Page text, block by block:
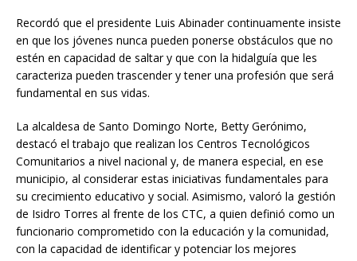
Recordó que el presidente Luis Abinader continuamente insiste
en que los jóvenes nunca pueden ponerse obstáculos que no
estén en capacidad de saltar y que con la hidalguía que les
caracteriza pueden trascender y tener una profesión que será
fundamental en sus vidas.
La alcaldesa de Santo Domingo Norte, Betty Gerónimo,
destacó el trabajo que realizan los Centros Tecnológicos
Comunitarios a nivel nacional y, de manera especial, en ese
municipio, al considerar estas iniciativas fundamentales para
su crecimiento educativo y social. Asimismo, valoró la gestión
de Isidro Torres al frente de los CTC, a quien definió como un
funcionario comprometido con la educación y la comunidad,
con la capacidad de identificar y potenciar los mejores